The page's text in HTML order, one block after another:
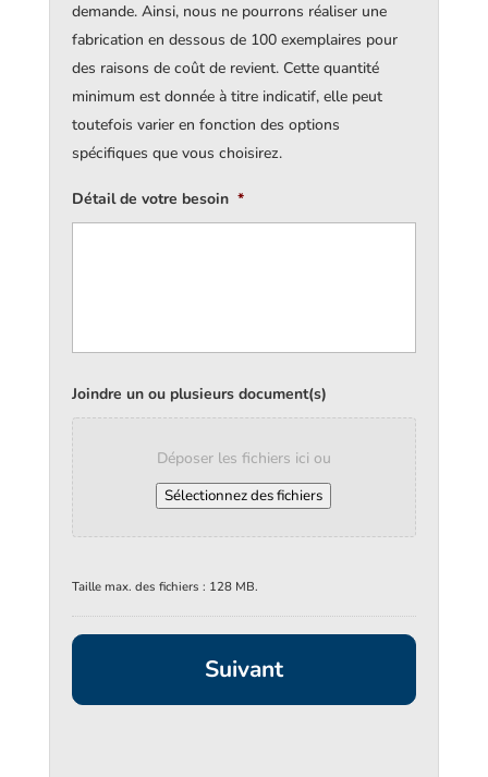
demande. Ainsi, nous ne pourrons réaliser une
fabrication en dessous de 100 exemplaires pour
des raisons de coût de revient. Cette quantité
minimum est donnée à titre indicatif, elle peut
toutefois varier en fonction des options
spécifiques que vous choisirez.
Détail de votre besoin *
Joindre un ou plusieurs document(s)
Déposer les fichiers ici ou
Sélectionnez des fichiers
Taille max. des fichiers : 128 MB.